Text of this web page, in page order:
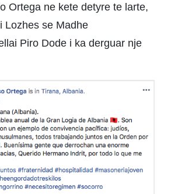
Ortega ne kete detyre te larte,
Lozhes se Madhe
Piro Dode i ka derguar nje